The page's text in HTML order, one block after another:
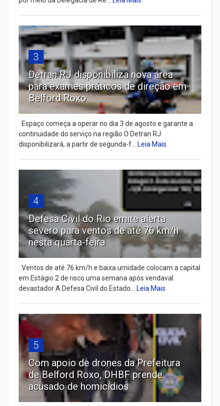
3
Detran RJ disponibiliza nova área
para exames práticos de direção em
Belford Roxo
Espaço começa a operar no dia 3 de agosto e garante a
continuidade do serviço na região O Detran RJ
disponibilizará, a partir de segunda-f...
Leia Mais
4
Defesa Civil do Rio emite alerta
severo para ventos de até 76 km/h
nesta quarta-feira
Ventos de até 76 km/h e baixa umidade colocam a capital
em Estágio 2 de risco uma semana após vendaval
devastador A Defesa Civil do Estado...
Leia Mais
5
Com apoio de drones da Prefeitura
de Belford Roxo, DHBF prende
acusado de homicídios